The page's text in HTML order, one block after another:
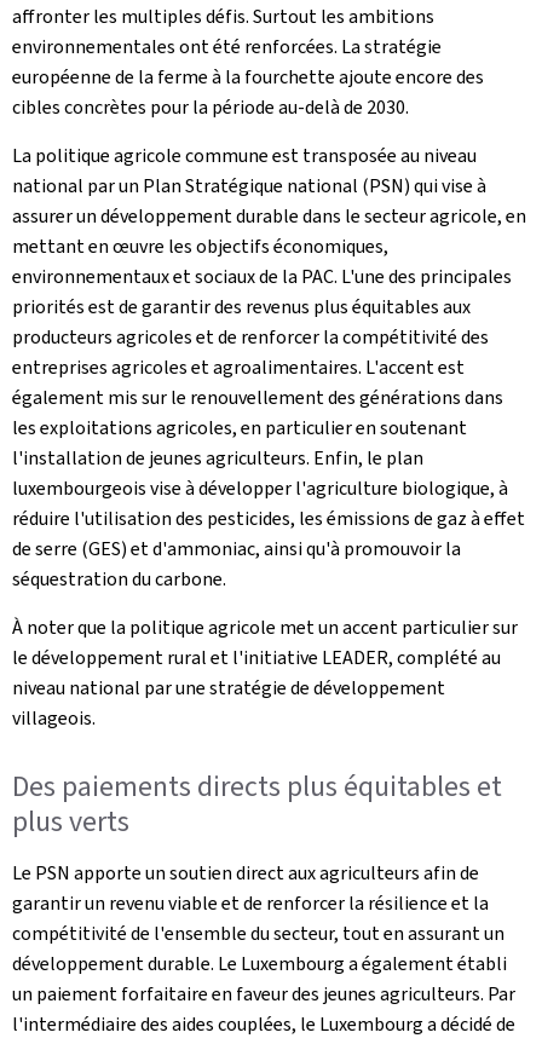
affronter les multiples défis. Surtout les ambitions
environnementales ont été renforcées. La stratégie
européenne de la ferme à la fourchette ajoute encore des
cibles concrètes pour la période au-delà de 2030.
La politique agricole commune est transposée au niveau
national par un Plan Stratégique national (PSN) qui vise à
assurer un développement durable dans le secteur agricole, en
mettant en œuvre les objectifs économiques,
environnementaux et sociaux de la PAC. L'une des principales
priorités est de garantir des revenus plus équitables aux
producteurs agricoles et de renforcer la compétitivité des
entreprises agricoles et agroalimentaires. L'accent est
également mis sur le renouvellement des générations dans
les exploitations agricoles, en particulier en soutenant
l'installation de jeunes agriculteurs. Enfin, le plan
luxembourgeois vise à développer l'agriculture biologique, à
réduire l'utilisation des pesticides, les émissions de gaz à effet
de serre (GES) et d'ammoniac, ainsi qu'à promouvoir la
séquestration du carbone.
À noter que la politique agricole met un accent particulier sur
le développement rural et l'initiative LEADER, complété au
niveau national par une stratégie de développement
villageois.
Des paiements directs plus équitables et
plus verts
Le PSN apporte un soutien direct aux agriculteurs afin de
garantir un revenu viable et de renforcer la résilience et la
compétitivité de l'ensemble du secteur, tout en assurant un
développement durable. Le Luxembourg a également établi
un paiement forfaitaire en faveur des jeunes agriculteurs. Par
l'intermédiaire des aides couplées, le Luxembourg a décidé de